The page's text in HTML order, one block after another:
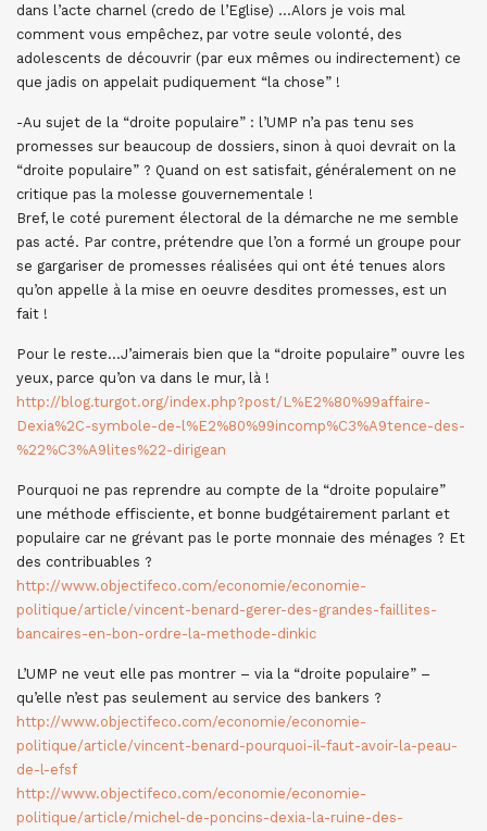
dans l’acte charnel (credo de l’Eglise) …Alors je vois mal
comment vous empêchez, par votre seule volonté, des
adolescents de découvrir (par eux mêmes ou indirectement) ce
que jadis on appelait pudiquement “la chose” !
-Au sujet de la “droite populaire” : l’UMP n’a pas tenu ses
promesses sur beaucoup de dossiers, sinon à quoi devrait on la
“droite populaire” ? Quand on est satisfait, généralement on ne
critique pas la molesse gouvernementale !
Bref, le coté purement électoral de la démarche ne me semble
pas acté. Par contre, prétendre que l’on a formé un groupe pour
se gargariser de promesses réalisées qui ont été tenues alors
qu’on appelle à la mise en oeuvre desdites promesses, est un
fait !
Pour le reste…J’aimerais bien que la “droite populaire” ouvre les
yeux, parce qu’on va dans le mur, là !
http://blog.turgot.org/index.php?post/L%E2%80%99affaire-
Dexia%2C-symbole-de-l%E2%80%99incomp%C3%A9tence-des-
%22%C3%A9lites%22-dirigean
Pourquoi ne pas reprendre au compte de la “droite populaire”
une méthode effisciente, et bonne budgétairement parlant et
populaire car ne grévant pas le porte monnaie des ménages ? Et
des contribuables ?
http://www.objectifeco.com/economie/economie-
politique/article/vincent-benard-gerer-des-grandes-faillites-
bancaires-en-bon-ordre-la-methode-dinkic
L’UMP ne veut elle pas montrer – via la “droite populaire” –
qu’elle n’est pas seulement au service des bankers ?
http://www.objectifeco.com/economie/economie-
politique/article/vincent-benard-pourquoi-il-faut-avoir-la-peau-
de-l-efsf
http://www.objectifeco.com/economie/economie-
politique/article/michel-de-poncins-dexia-la-ruine-des-